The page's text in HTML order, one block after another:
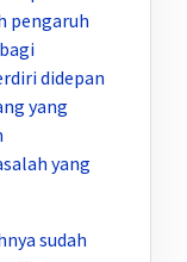
pengaruh
didepan
yang
yang
sudah